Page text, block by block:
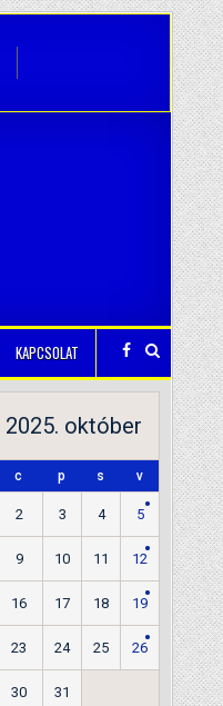
KAPCSOLAT
2025. október
c p s v
2 3 4 5
9 10 11 12
16 17 18 19
23 24 25 26
30 31